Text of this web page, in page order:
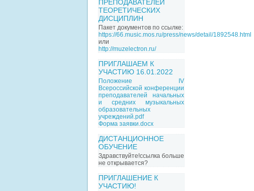
ПРЕПОДАВАТЕЛЕЙ
ТЕОРЕТИЧЕСКИХ
ДИСЦИПЛИН
Пакет документов по ссылке:
https://66.music.mos.ru/press/news/detail/1892548.html
или
http://muzelectron.ru/
ПРИГЛАШАЕМ К
УЧАСТИЮ 16.01.2022
Положение IV
Всероссийской конференции
преподавателей начальных
и средних музыкальных
образовательных
учреждений.pdf
Форма заявки.docx
ДИСТАНЦИОННОЕ
ОБУЧЕНИЕ
Здравствуйте!ссылка больше
не открывается?
ПРИГЛАШЕНИЕ К
УЧАСТИЮ!